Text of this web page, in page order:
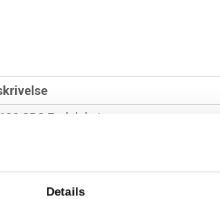
Details
SPS Endelukning
SPS Endelukning